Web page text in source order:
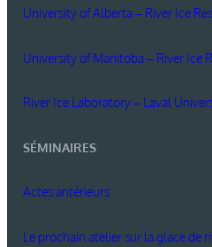
University of Alberta – River Ice
University of Manitoba – River Ice
River Ice Laboratory – Laval
SÉMINAIRES
Actes antérieurs
Le prochain atelier sur la glace de